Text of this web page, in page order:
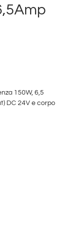
150W, 6,5
DC 24V e corpo